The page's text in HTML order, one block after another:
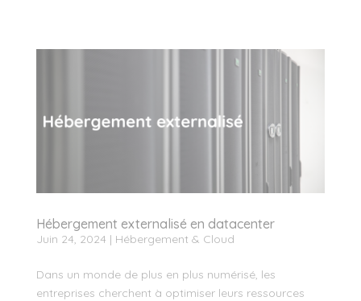
Hébergement externalisé en datacenter
Juin 24, 2024 | Hébergement & Cloud
Dans un monde de plus en plus numérisé, les
entreprises cherchent à optimiser leurs ressources